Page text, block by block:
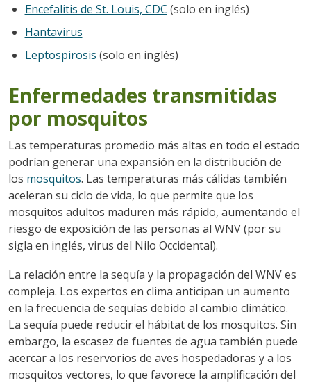
Encefalitis de St. Louis, CDC (solo en inglés)
Hantavirus
Leptospirosis (solo en inglés)
Enfermedades transmitidas
por mosquitos
Las temperaturas promedio más altas en todo el estado
podrían generar una expansión en la distribución de
los mosquitos. Las temperaturas más cálidas también
aceleran su ciclo de vida, lo que permite que los
mosquitos adultos maduren más rápido, aumentando el
riesgo de exposición de las personas al WNV (por su
sigla en inglés, virus del Nilo Occidental).
La relación entre la sequía y la propagación del WNV es
compleja. Los expertos en clima anticipan un aumento
en la frecuencia de sequías debido al cambio climático.
La sequía puede reducir el hábitat de los mosquitos. Sin
embargo, la escasez de fuentes de agua también puede
acercar a los reservorios de aves hospedadoras y a los
mosquitos vectores, lo que favorece la amplificación del